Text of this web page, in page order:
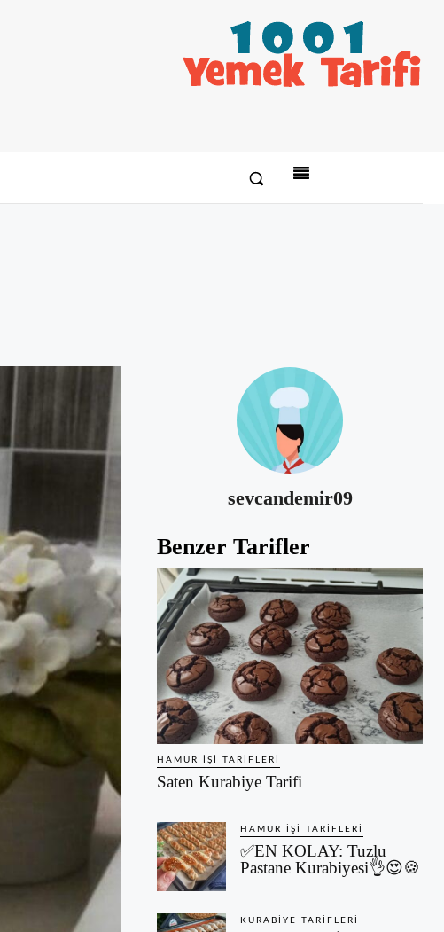
sevcandemir09
Benzer Tarifler
HAMUR İŞI TARIFLERI
Saten Kurabiye Tarifi
HAMUR İŞI TARIFLERI
✅EN KOLAY: Tuzlu
Pastane Kurabiyesi👌😍🍪
KURABIYE TARIFLERI